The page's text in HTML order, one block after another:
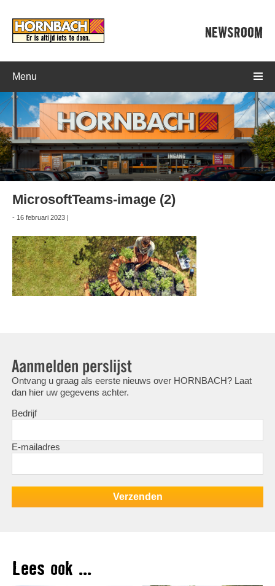
NEWSROOM
Menu
MicrosoftTeams-image (2)
- 16 februari 2023 |
Aanmelden perslijst
Ontvang u graag als eerste nieuws over HORNBACH? Laat
dan hier uw gegevens achter.
Bedrijf
E-mailadres
Lees ook ...